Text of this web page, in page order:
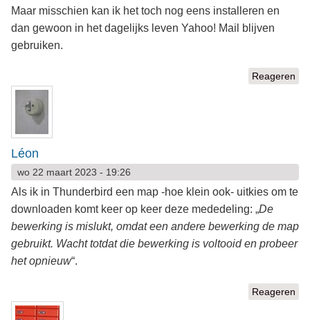
Maar misschien kan ik het toch nog eens installeren en
dan gewoon in het dagelijks leven Yahoo! Mail blijven
gebruiken.
Reageren
Léon
wo 22 maart 2023 - 19:26
Als ik in Thunderbird een map -hoe klein ook- uitkies om te
downloaden komt keer op keer deze mededeling: „De
bewerking is mislukt, omdat een andere bewerking de map
gebruikt. Wacht totdat die bewerking is voltooid en probeer
het opnieuw“.
Reageren